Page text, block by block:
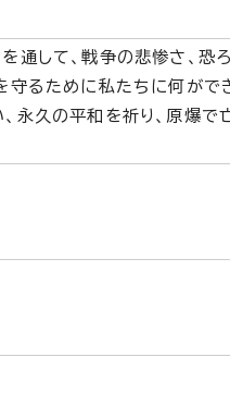
通して、戦争の悲惨さ、恐
守るために私たちに何がで
永久の平和を祈り、原爆で